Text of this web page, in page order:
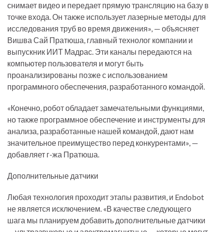
снимает видео и передает прямую трансляцию на базу в
точке входа. Он также использует лазерные методы для
исследования труб во время движения», — объясняет
Вишва Сай Пратюша, главный технолог компании и
выпускник ИИТ Мадрас. Эти каналы передаются на
компьютер пользователя и могут быть
проанализированы позже с использованием
программного обеспечения, разработанного командой.
«Конечно, робот обладает замечательными функциями,
но также программное обеспечение и инструменты для
анализа, разработанные нашей командой, дают нам
значительное преимущество перед конкурентами», —
добавляет г-жа Пратюша.
Дополнительные датчики
Любая технология проходит этапы развития, и Endobot
не является исключением. «В качестве следующего
шага мы планируем добавить дополнительные датчики